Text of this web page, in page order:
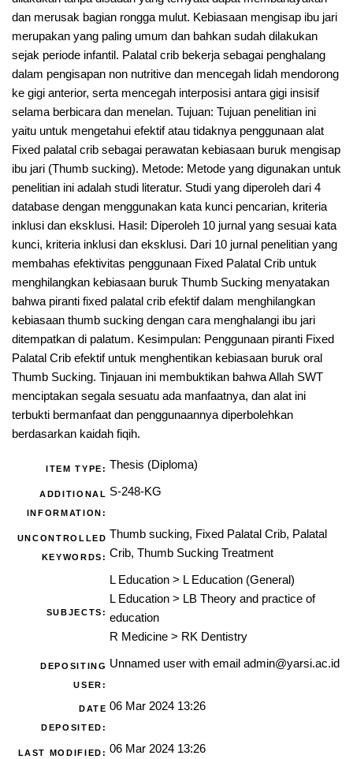
dan merusak bagian rongga mulut. Kebiasaan mengisap ibu jari
merupakan yang paling umum dan bahkan sudah dilakukan
sejak periode infantil. Palatal crib bekerja sebagai penghalang
dalam pengisapan non nutritive dan mencegah lidah mendorong
ke gigi anterior, serta mencegah interposisi antara gigi insisif
selama berbicara dan menelan. Tujuan: Tujuan penelitian ini
yaitu untuk mengetahui efektif atau tidaknya penggunaan alat
Fixed palatal crib sebagai perawatan kebiasaan buruk mengisap
ibu jari (Thumb sucking). Metode: Metode yang digunakan untuk
penelitian ini adalah studi literatur. Studi yang diperoleh dari 4
database dengan menggunakan kata kunci pencarian, kriteria
inklusi dan eksklusi. Hasil: Diperoleh 10 jurnal yang sesuai kata
kunci, kriteria inklusi dan eksklusi. Dari 10 jurnal penelitian yang
membahas efektivitas penggunaan Fixed Palatal Crib untuk
menghilangkan kebiasaan buruk Thumb Sucking menyatakan
bahwa piranti fixed palatal crib efektif dalam menghilangkan
kebiasaan thumb sucking dengan cara menghalangi ibu jari
ditempatkan di palatum. Kesimpulan: Penggunaan piranti Fixed
Palatal Crib efektif untuk menghentikan kebiasaan buruk oral
Thumb Sucking. Tinjauan ini membuktikan bahwa Allah SWT
menciptakan segala sesuatu ada manfaatnya, dan alat ini
terbukti bermanfaat dan penggunaannya diperbolehkan
berdasarkan kaidah fiqih.
ITEM TYPE: Thesis (Diploma)
ADDITIONAL
INFORMATION:
S-248-KG
UNCONTROLLED
KEYWORDS:
Thumb sucking, Fixed Palatal Crib, Palatal
Crib, Thumb Sucking Treatment
SUBJECTS:
L Education> L Education (General)
L Education> LB Theory and practice of
education
R Medicine> RK Dentistry
DEPOSITING
USER:
Unnamed user with email admin@yarsi.ac.id
DATE
DEPOSITED:
06 Mar 2024 13:26
LAST MODIFIED: 06 Mar 2024 13:26